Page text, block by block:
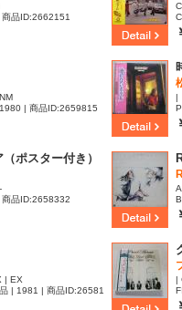
品ID:2662151
| 商品ID:2659815
|
ポスター付き）
品ID:2658332
| EX
| 1981 | 商品ID:26581
|